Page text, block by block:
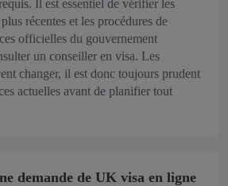
Il est essentiel de vérifier les
récentes et les procédures de
officielles du gouvernement
un conseiller en visa. Les
changer, il est donc toujours prudent
actuelles avant de planifier tout
demande de UK visa en ligne